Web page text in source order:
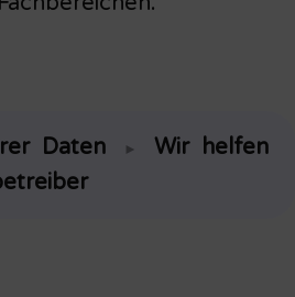
Daten ►
Wir helfen